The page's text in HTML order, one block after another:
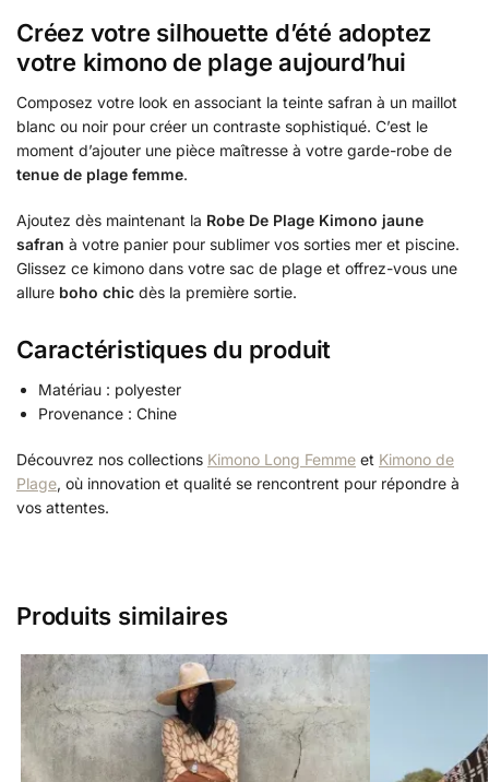
Créez votre silhouette d’été adoptez
votre kimono de plage aujourd’hui
Composez votre look en associant la teinte safran à un maillot
blanc ou noir pour créer un contraste sophistiqué. C’est le
moment d’ajouter une pièce maîtresse à votre garde-robe de
tenue de plage femme.
Ajoutez dès maintenant la Robe De Plage Kimono jaune
safran à votre panier pour sublimer vos sorties mer et piscine.
Glissez ce kimono dans votre sac de plage et offrez-vous une
allure boho chic dès la première sortie.
Caractéristiques du produit
Matériau : polyester
Provenance : Chine
Découvrez nos collections Kimono Long Femme et Kimono de
Plage, où innovation et qualité se rencontrent pour répondre à
vos attentes.
Produits similaires